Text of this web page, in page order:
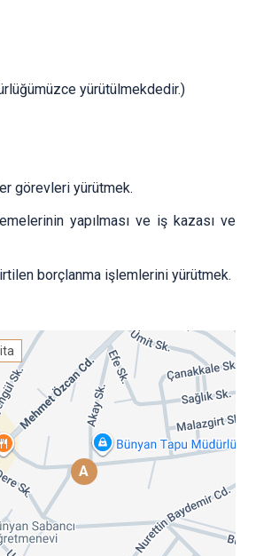
yürütülmekdedir.)
görevleri yürütmek.
yapılması ve iş kazası ve
borçlanma işlemlerini yürütmek.
A